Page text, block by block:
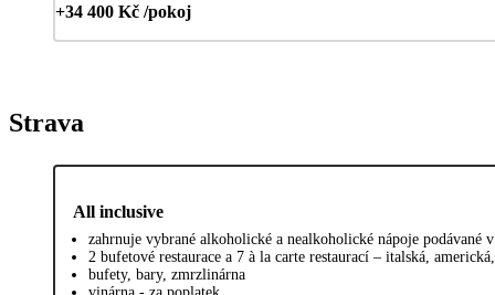
+34 400 Kč /pokoj
Strava
All inclusive
zahrnuje vybrané alkoholické a nealkoholické nápoje podávané
2 bufetové restaurace a 7 à la carte restaurací – italská,
bufety, bary, zmrzlinárna
vinárna - za poplatek